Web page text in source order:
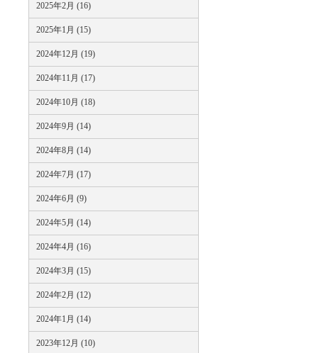
2025年2月 (16)
2025年1月 (15)
2024年12月 (19)
2024年11月 (17)
2024年10月 (18)
2024年9月 (14)
2024年8月 (14)
2024年7月 (17)
2024年6月 (9)
2024年5月 (14)
2024年4月 (16)
2024年3月 (15)
2024年2月 (12)
2024年1月 (14)
2023年12月 (10)